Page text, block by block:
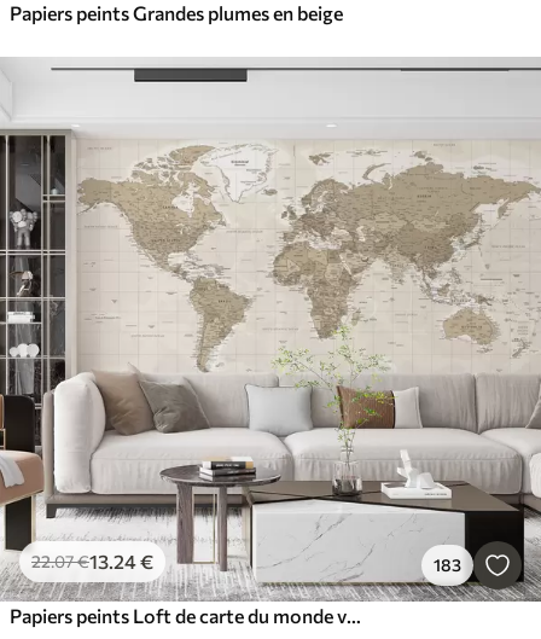
Papiers peints Grandes plumes en beige
22.07€13.24€ 183
Papiers peints Loft de carte du monde vintage